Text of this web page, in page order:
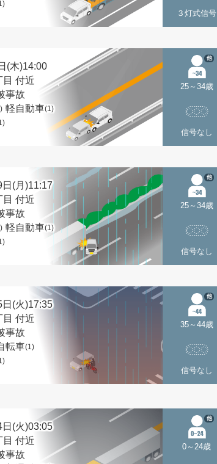
３灯式信号
(木)14:00
目 付近
事故
軽自動車(1)
25～34歳
他
信号なし
(月)11:17
目 付近
事故
軽自動車(1)
25～34歳
他
信号なし
(火)17:35
目 付近
事故
転車(1)
35～44歳
他
信号なし
(火)03:05
目 付近
事故
0～24歳
他